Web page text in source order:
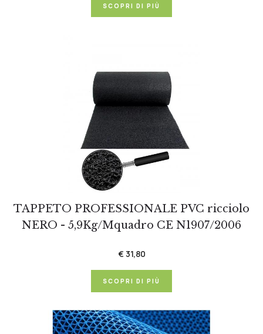
SCOPRI DI PIÙ
TAPPETO PROFESSIONALE PVC ricciolo
NERO - 5,9Kg/Mquadro CE N1907/2006
€ 31,80
SCOPRI DI PIÙ